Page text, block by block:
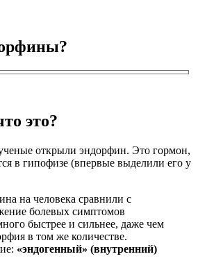
это?
открыли эндорфин. Это гормон,
в гипофизе (впервые выделили его у
на человека сравнили с
болевых симптомов
быстрее и сильнее, даже чем
в том же количестве.
«эндогенный» (внутренний)